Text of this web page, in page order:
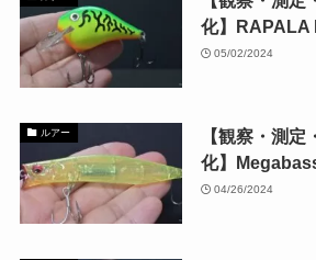
化】RAPALA
05/02/2024
ルアー
【観察・測
化】
04/26/2024